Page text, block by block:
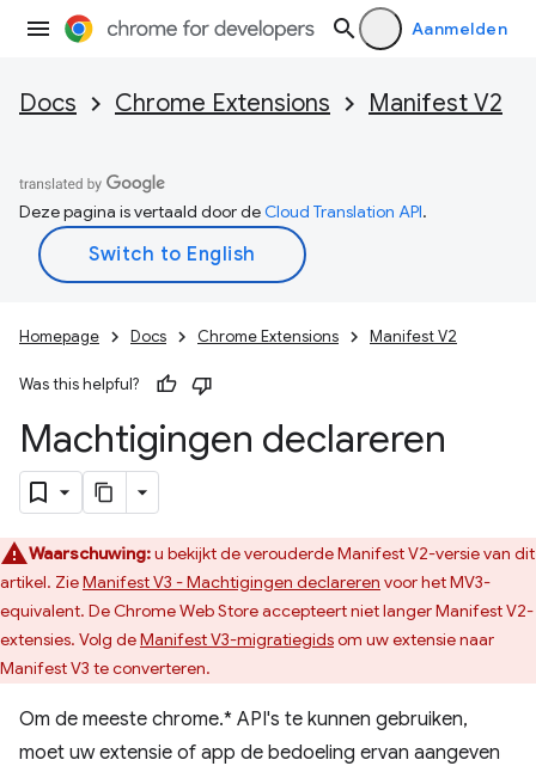
Aanmelden
Docs Chrome Extensions Manifest V2
Deze pagina is vertaald door deCloud Translation API.
Homepage Docs Chrome Extensions Manifest V2
Was this helpful?
Machtigingen declareren
Waarschuwing:u bekijkt de verouderde Manifest V2-versie van dit
artikel. ZieManifest V3 - Machtigingen declareren voor het MV3-
equivalent. De Chrome Web Store accepteert niet langer Manifest V2-
extensies. Volg deManifest V3-migratiegidsom uw extensie naar
Manifest V3 te converteren.
Om de meeste chrome.* API's te kunnen gebruiken,
moet uw extensie of app de bedoeling ervan aangeven